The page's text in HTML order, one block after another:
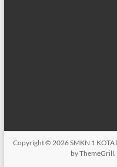
Copyright © 2026SMKN 1 KOTA
by